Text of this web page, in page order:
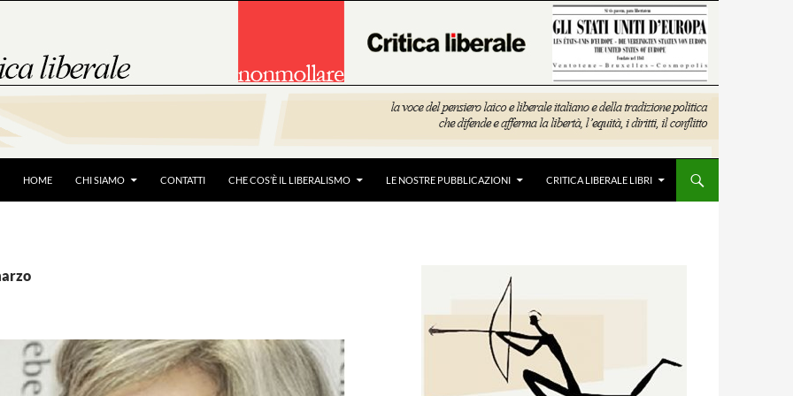
HOME CHI SIAMO CONTATTI CHE COS’È IL LIBERALISMO LE NOSTRE PUBBLICAZIONI CRITICA LIBERALE LIBRI